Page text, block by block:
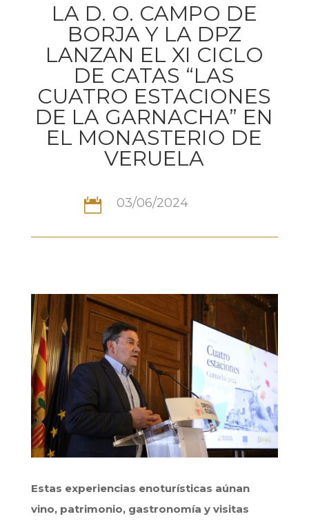
LA D. O. CAMPO DE
BORJA Y LA DPZ
LANZAN EL XI CICLO
DE CATAS “LAS
CUATRO ESTACIONES
DE LA GARNACHA” EN
EL MONASTERIO DE
VERUELA
 03/06/2024
Estas experiencias enoturísticas aúnan
vino, patrimonio, gastronomía y visitas